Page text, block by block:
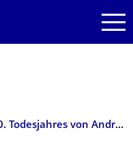
Beitrag im MDR anlässlich des 150. Todesjahres von Andreas Schubert